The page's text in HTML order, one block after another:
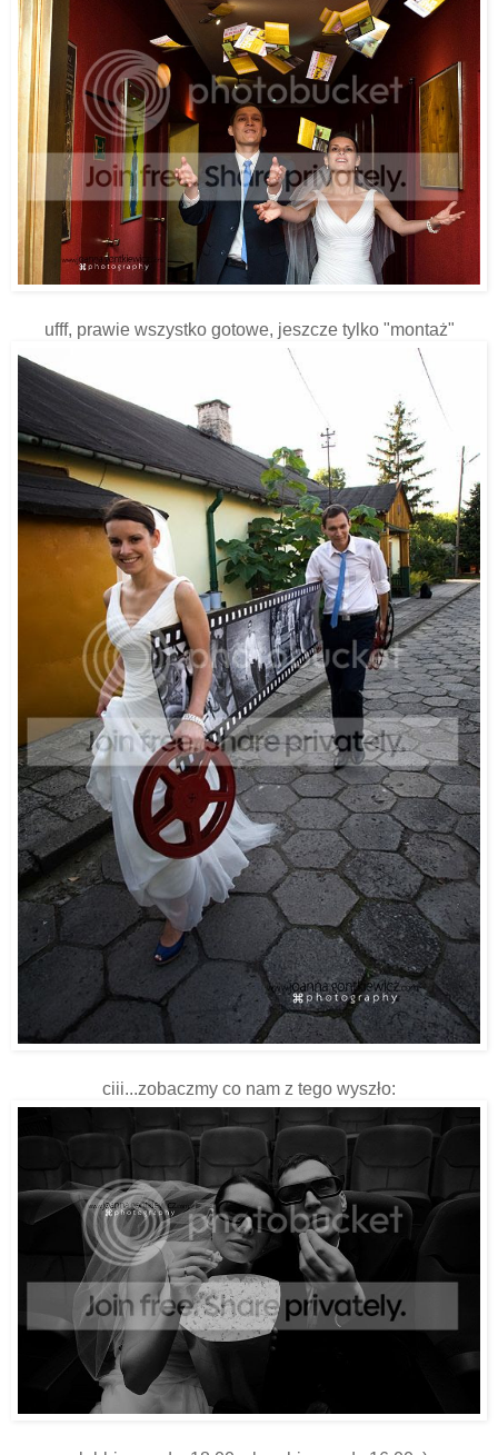
ufff, prawie wszystko gotowe, jeszcze tylko "montaż"
ciii...zobaczmy co nam z tego wyszło: